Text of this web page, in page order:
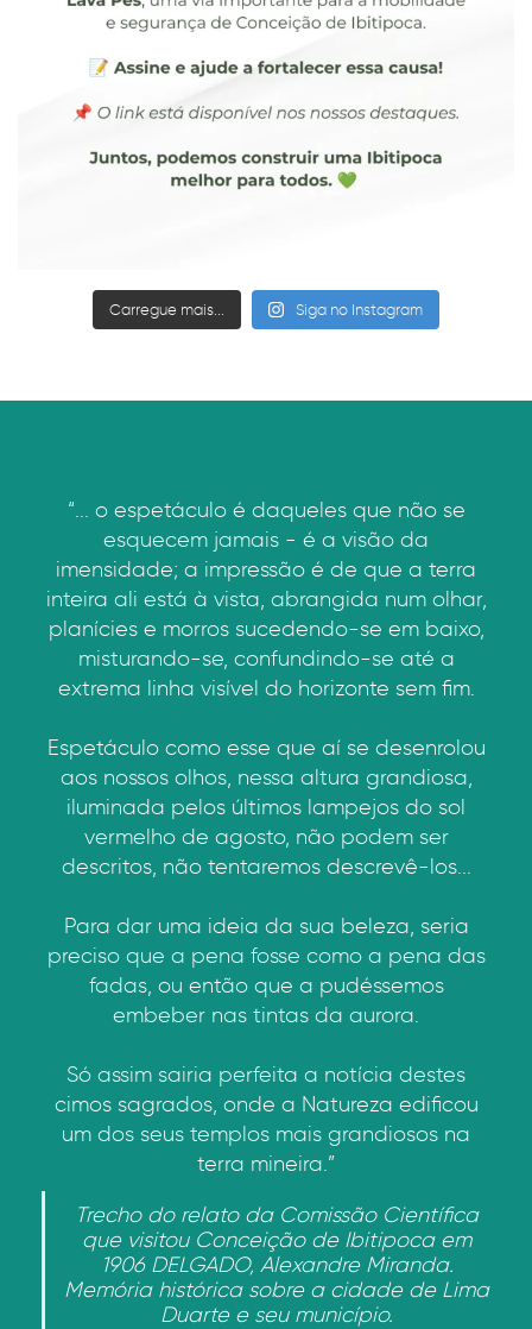
Carregue mais... Siga no Instagram
“... o espetáculo é daqueles que não se
esquecem jamais - é a visão da
imensidade; a impressão é de que a terra
inteira ali está à vista, abrangida num olhar,
planícies e morros sucedendo-se em baixo,
misturando-se, confundindo-se até a
extrema linha visível do horizonte sem fim.
Espetáculo como esse que aí se desenrolou
aos nossos olhos, nessa altura grandiosa,
iluminada pelos últimos lampejos do sol
vermelho de agosto, não podem ser
descritos, não tentaremos descrevê-los...
Para dar uma ideia da sua beleza, seria
preciso que a pena fosse como a pena das
fadas, ou então que a pudéssemos
embeber nas tintas da aurora.
Só assim sairia perfeita a notícia destes
cimos sagrados, onde a Natureza edificou
um dos seus templos mais grandiosos na
terra mineira.”
Trecho do relato da Comissão Científica
que visitou Conceição de Ibitipoca em
1906 DELGADO, Alexandre Miranda.
Memória histórica sobre a cidade de Lima
Duarte e seu município.